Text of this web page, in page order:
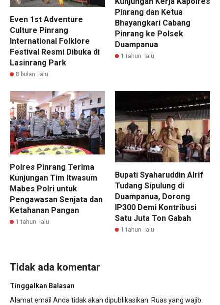
Even 1st Adventure
Culture Pinrang
International Folklore
Festival Resmi Dibuka di
Lasinrang Park
8 bulan lalu
Pinrang dan Ketua
Bhayangkari Cabang
Pinrang ke Polsek
Duampanua
1 tahun lalu
Polres Pinrang Terima
Kunjungan Tim Itwasum
Mabes Polri untuk
Pengawasan Senjata dan
Ketahanan Pangan
1 tahun lalu
Bupati Syaharuddin Alrif
Tudang Sipulung di
Duampanua, Dorong
IP300 Demi Kontribusi
Satu Juta Ton Gabah
1 tahun lalu
Tidak ada komentar
Tinggalkan Balasan
Alamat email Anda tidak akan dipublikasikan. Ruas yang wajib